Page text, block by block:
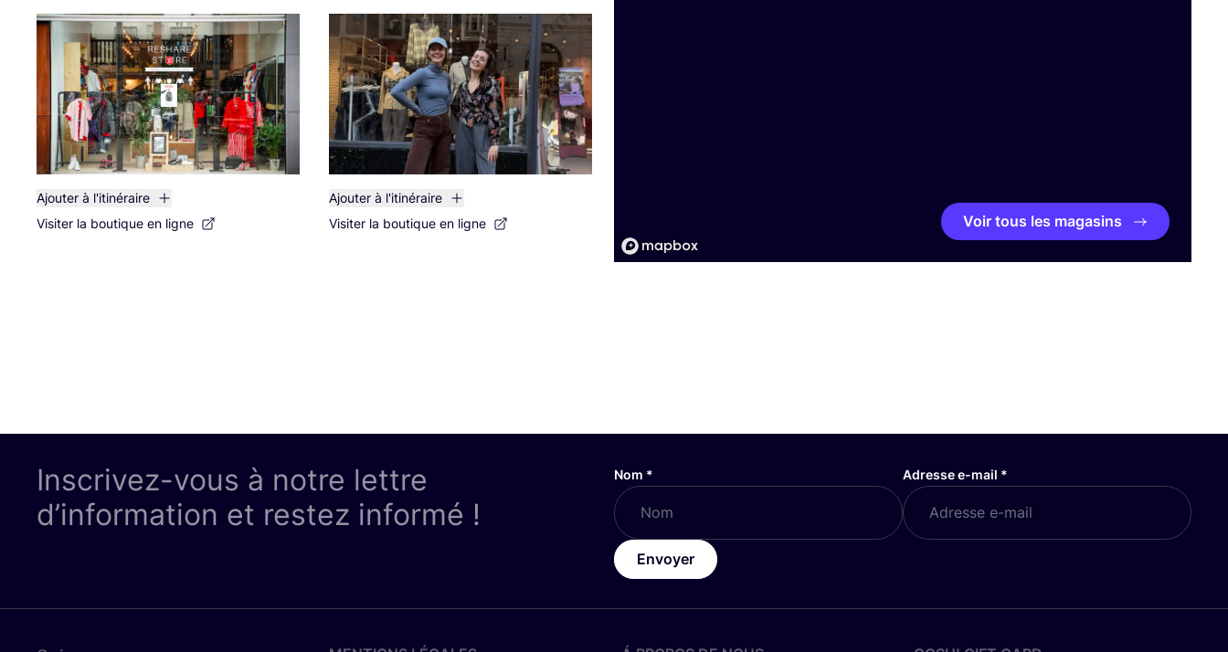
Ajouter à l'itinéraire
Visiter la boutique en ligne
Ajouter à l'itinéraire
Visiter la boutique en ligne
Voir tous les magasins
Inscrivez-vous à notre lettre
d’information et restez informé !
Nom * Adresse e-mail *
Envoyer